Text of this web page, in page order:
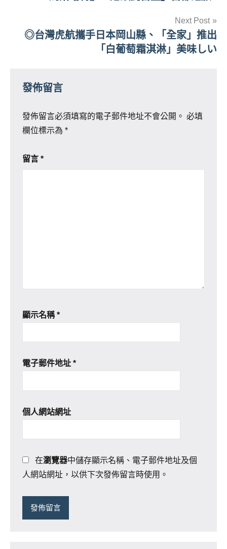
Next Post
◎台灣虎航攜手日本岡山縣、「全家」推出
「白葡萄霜淇淋」美味しい
發佈留言
發佈留言必須填寫的電子郵件地址不會公開。 必填
欄位標示為 *
留言 *
顯示名稱*
電子郵件地址 *
個人網站網址
在瀏覽器中儲存顯示名稱、電子郵件地址及個
人網站網址，以供下次發佈留言時使用。